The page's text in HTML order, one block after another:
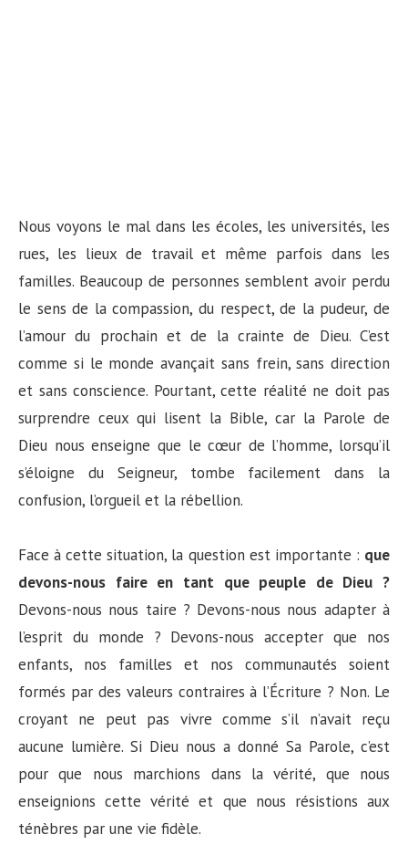
Nous voyons le mal dans les écoles, les universités, les
rues, les lieux de travail et même parfois dans les
familles. Beaucoup de personnes semblent avoir perdu
le sens de la compassion, du respect, de la pudeur, de
l’amour du prochain et de la crainte de Dieu. C’est
comme si le monde avançait sans frein, sans direction
et sans conscience. Pourtant, cette réalité ne doit pas
surprendre ceux qui lisent la Bible, car la Parole de
Dieu nous enseigne que le cœur de l’homme, lorsqu’il
s’éloigne du Seigneur, tombe facilement dans la
confusion, l’orgueil et la rébellion.
Face à cette situation, la question est importante : que
devons-nous faire en tant que peuple de Dieu ?
Devons-nous nous taire ? Devons-nous nous adapter à
l’esprit du monde ? Devons-nous accepter que nos
enfants, nos familles et nos communautés soient
formés par des valeurs contraires à l’Écriture ? Non. Le
croyant ne peut pas vivre comme s’il n’avait reçu
aucune lumière. Si Dieu nous a donné Sa Parole, c’est
pour que nous marchions dans la vérité, que nous
enseignions cette vérité et que nous résistions aux
ténèbres par une vie fidèle.